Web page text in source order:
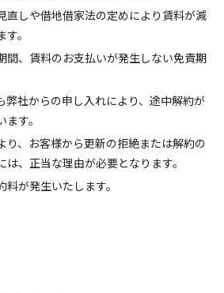
直しや借地借家法の定めにより賃料が減
。
間、賃料のお支払いが発生しない免責期
弊社からの申し入れにより、途中解約が
す。
り、お客様から更新の拒絶または解約の
は、正当な理由が必要となります。
料が発生いたします。